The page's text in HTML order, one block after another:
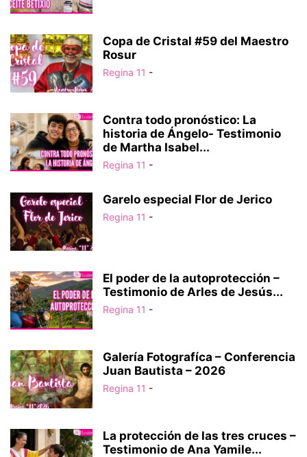
Copa de Cristal #59 del Maestro
Rosur
Regina 11 -
Contra todo pronóstico: La
historia de Ángelo- Testimonio
de Martha Isabel...
Regina 11 -
Garelo especial Flor de Jerico
Regina 11 -
El poder de la autoprotección –
Testimonio de Arles de Jesús...
Regina 11 -
Galería Fotografíca – Conferencia
Juan Bautista – 2026
Regina 11 -
La protección de las tres cruces –
Testimonio de Ana Yamile...